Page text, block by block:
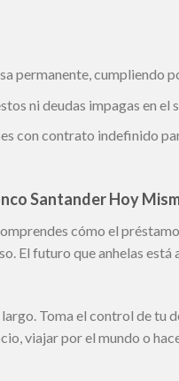
permanente, cumpliendo
ni deudas impagas en el
con contrato indefinido
Santander Hoy
cómo el
El futuro que anhelas
Toma el control de tu
viajar por el mundo o